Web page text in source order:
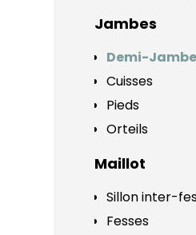
Jambes
Demi-
Cuisses
Pieds
Orteils
Maillot
Sillon inter-
Fesses